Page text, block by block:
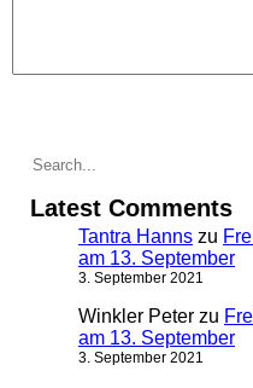
Latest Comments
Tantra Hanns zu
am 13. September
3. September 2021
Winkler Peter zu
am 13. September
3. September 2021